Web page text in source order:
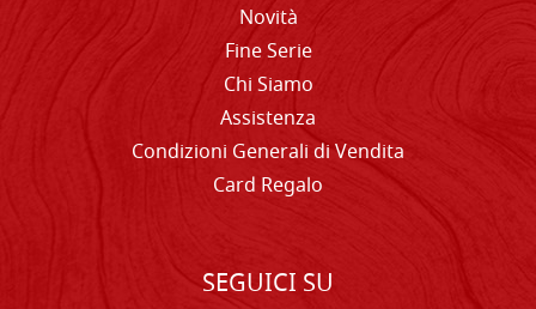
Novità
Fine Serie
Chi Siamo
Assistenza
Condizioni Generali di Vendita
Card Regalo
SEGUICI SU